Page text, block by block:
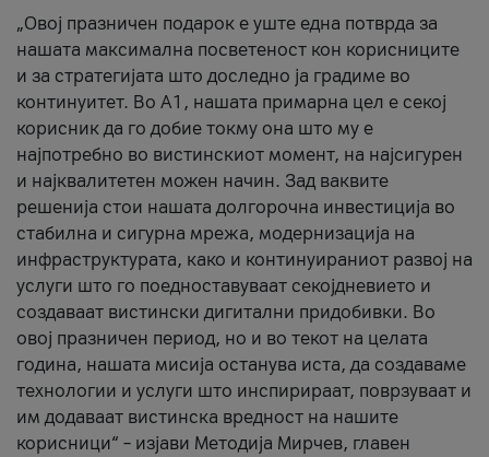
„Овој празничен подарок е уште една потврда за
нашата максимална посветеност кон корисниците
и за стратегијата што доследно ја градиме во
континуитет. Во А1, нашата примарна цел е секој
корисник да го добие токму она што му е
најпотребно во вистинскиот момент, на најсигурен
и најквалитетен можен начин. Зад ваквите
решенија стои нашата долгорочна инвестиција во
стабилна и сигурна мрежа, модернизација на
инфраструктурата, како и континуираниот развој на
услуги што го поедноставуваат секојдневието и
создаваат вистински дигитални придобивки. Во
овој празничен период, но и во текот на целата
година, нашата мисија останува иста, да создаваме
технологии и услуги што инспирираат, поврзуваат и
им додаваат вистинска вредност на нашите
корисници“ – изјави Методија Мирчев, главен